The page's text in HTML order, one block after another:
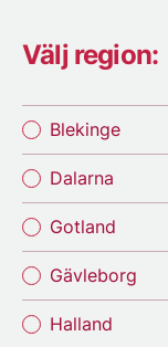
Välj region:
Blekinge
Dalarna
Gotland
Gävleborg
Halland